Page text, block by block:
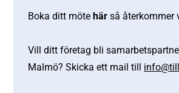
Boka ditt mötehärså återkommer
Vill ditt företag bli
Malmö? Skicka ett mail till